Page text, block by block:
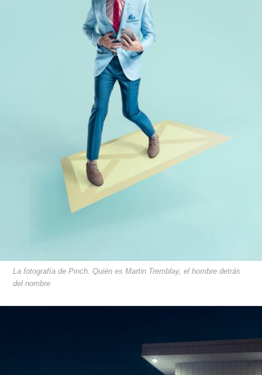
La fotografía de Pinch. Quién es Martin Tremblay, el hombre detrás
del nombre